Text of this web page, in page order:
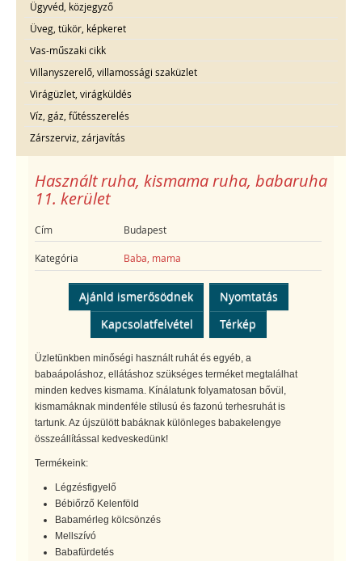
Ügyvéd, közjegyző
Üveg, tükör, képkeret
Vas-műszaki cikk
Villanyszerelő, villamossági szaküzlet
Virágüzlet, virágküldés
Víz, gáz, fűtésszerelés
Zárszerviz, zárjavítás
Használt ruha, kismama ruha, babaruha
11. kerület
Cím Budapest
Kategória Baba, mama
Ajánld ismerősödnek
Nyomtatás
Kapcsolatfelvétel
Térkép
Üzletünkben minőségi használt ruhát és egyéb, a
babaápoláshoz, ellátáshoz szükséges terméket megtalálhat
minden kedves kismama. Kínálatunk folyamatosan bővül,
kismamáknak mindenféle stílusú és fazonú terhesruhát is
tartunk. Az újszülött babáknak különleges babakelengye
összeállítással kedveskedünk!
Termékeink:
Légzésfigyelő
Bébiőrző Kelenföld
Babamérleg kölcsönzés
Mellszívó
Babafürdetés